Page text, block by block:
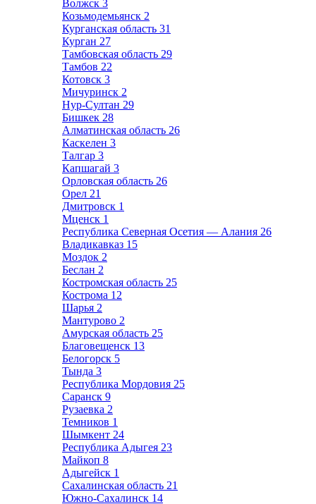
Волжск 3
Козьмодемьянск 2
Курганская область 31
Курган 27
Тамбовская область 29
Тамбов 22
Котовск 3
Мичуринск 2
Нур-Султан 29
Бишкек 28
Алматинская область 26
Каскелен 3
Талгар 3
Капшагай 3
Орловская область 26
Орел 21
Дмитровск 1
Мценск 1
Республика Северная Осетия — Алания 26
Владикавказ 15
Моздок 2
Беслан 2
Костромская область 25
Кострома 12
Шарья 2
Мантурово 2
Амурская область 25
Благовещенск 13
Белогорск 5
Тында 3
Республика Мордовия 25
Саранск 9
Рузаевка 2
Темников 1
Шымкент 24
Республика Адыгея 23
Майкоп 8
Адыгейск 1
Сахалинская область 21
Южно-Сахалинск 14